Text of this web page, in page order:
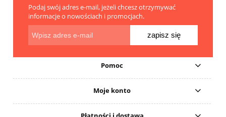
Podaj swój adres e-mail, jeżeli chcesz otrzymywać
informacje o nowościach i promocjach.
zapisz się
Pomoc
Moje konto